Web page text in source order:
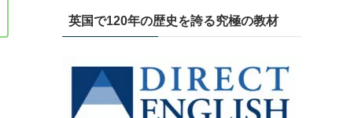
英国で120年の歴史を誇る究極の教材